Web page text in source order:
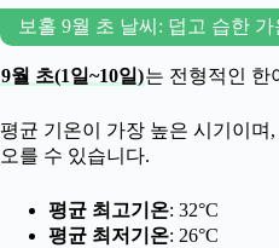
보홀 9월 초 날씨: 덥고 습한
9월 초(1일~10일)는 전형적인 한
평균 기온이 가장 높은 시기이며
오를 수 있습니다.
평균 최고기온: 32°C
평균 최저기온: 26°C